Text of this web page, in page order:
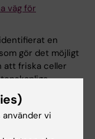
väg för
en
gör det möjligt
att friska celler
vi